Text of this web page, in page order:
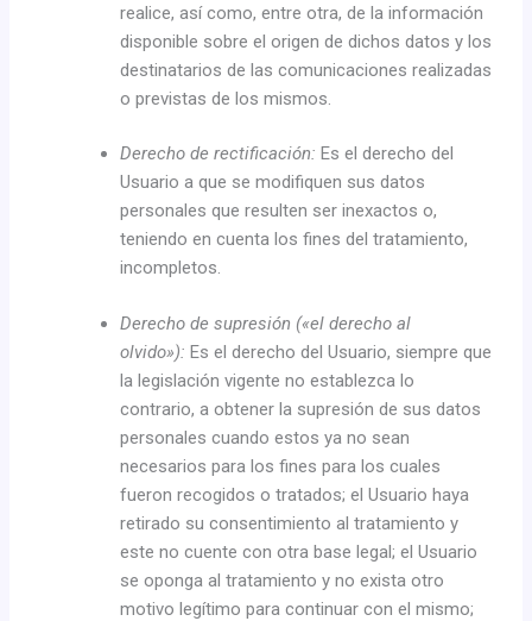
realice, así como, entre otra, de la información
disponible sobre el origen de dichos datos y los
destinatarios de las comunicaciones realizadas
o previstas de los mismos.
Derecho de rectificación: Es el derecho del
Usuario a que se modifiquen sus datos
personales que resulten ser inexactos o,
teniendo en cuenta los fines del tratamiento,
incompletos.
Derecho de supresión («el derecho al
olvido»): Es el derecho del Usuario, siempre que
la legislación vigente no establezca lo
contrario, a obtener la supresión de sus datos
personales cuando estos ya no sean
necesarios para los fines para los cuales
fueron recogidos o tratados; el Usuario haya
retirado su consentimiento al tratamiento y
este no cuente con otra base legal; el Usuario
se oponga al tratamiento y no exista otro
motivo legítimo para continuar con el mismo;